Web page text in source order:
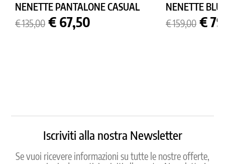
NENETTE PANTALONE CASUAL
Prezzo
base
€ 135,00 Prezzo
€ 67,50
NENETTE
Prezzo
base
€ 159,00 €
Iscriviti alla nostra Newsletter
Se vuoi ricevere informazioni su tutte le nostre offerte,